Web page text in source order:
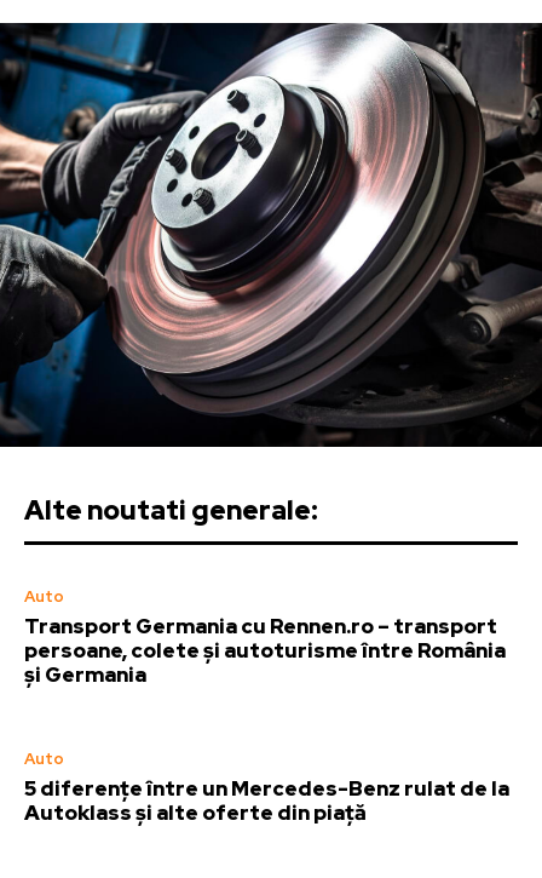
Alte noutati generale:
Auto
Transport Germania cu Rennen.ro – transport
persoane, colete și autoturisme între România
și Germania
Auto
5 diferențe între un Mercedes-Benz rulat de la
Autoklass și alte oferte din piață